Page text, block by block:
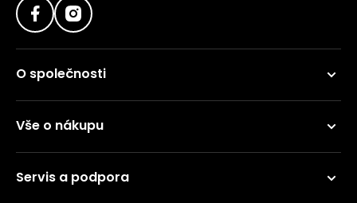
O společnosti
Vše o nákupu
Servis a podpora